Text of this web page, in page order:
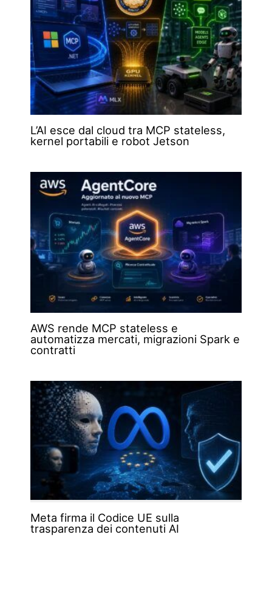
L’AI esce dal cloud tra MCP stateless,
kernel portabili e robot Jetson
AWS rende MCP stateless e
automatizza mercati, migrazioni Spark e
contratti
Meta firma il Codice UE sulla
trasparenza dei contenuti AI